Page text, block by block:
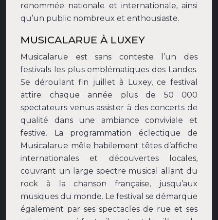
renommée nationale et internationale, ainsi
qu’un public nombreux et enthousiaste.
MUSICALARUE À LUXEY
Musicalarue est sans conteste l’un des
festivals les plus emblématiques des Landes.
Se déroulant fin juillet à Luxey, ce festival
attire chaque année plus de 50 000
spectateurs venus assister à des concerts de
qualité dans une ambiance conviviale et
festive. La programmation éclectique de
Musicalarue mêle habilement têtes d’affiche
internationales et découvertes locales,
couvrant un large spectre musical allant du
rock à la chanson française, jusqu’aux
musiques du monde. Le festival se démarque
également par ses spectacles de rue et ses